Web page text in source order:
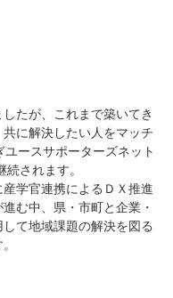
たが、これまで築いてき
に解決したい⼈をマッチ
ースサポーターズネット
されます。
学官連携によるＤＸ推進
む中、県・市町と企業・
て地域課題の解決を図る